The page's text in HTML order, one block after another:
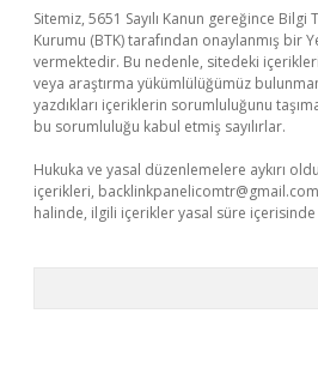
Sitemiz, 5651 Sayılı Kanun gereğince
Kurumu (BTK) tarafından onaylanmış bir
vermektedir. Bu nedenle, sitedeki
veya araştırma yükümlülüğümüz
yazdıkları içeriklerin sorumluluğunu
bu sorumluluğu kabul etmiş sayılırlar.
Hukuka ve yasal düzenlemelere aykırı
içerikleri, backlinkpanelicomtr@gmail.com
halinde, ilgili içerikler yasal süre içerisinde